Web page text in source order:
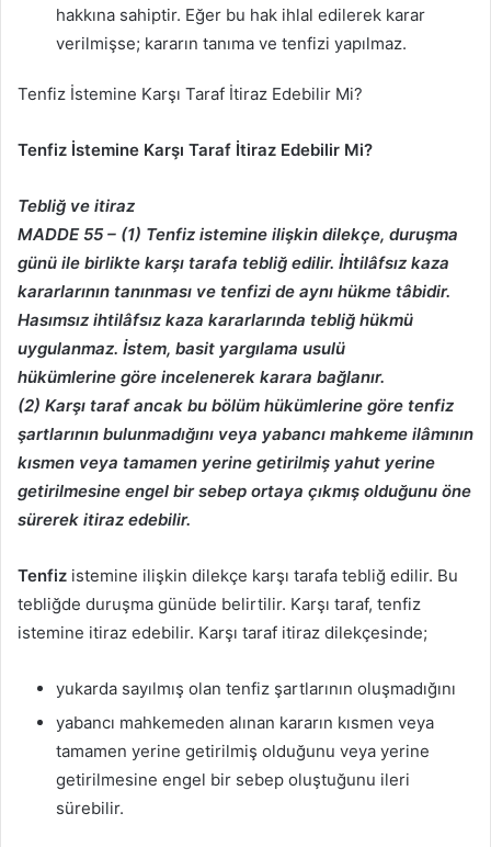
hakkına sahiptir. Eğer bu hak ihlal edilerek karar
verilmişse; kararın tanıma ve tenfizi yapılmaz.
Tenfiz İstemine Karşı Taraf İtiraz Edebilir Mi?
Tenfiz İstemine Karşı Taraf İtiraz Edebilir Mi?
Tebliğ ve itiraz
MADDE 55 – (1) Tenfiz istemine ilişkin dilekçe, duruşma
günü ile birlikte karşı tarafa tebliğ edilir. İhtilâfsız kaza
kararlarının tanınması ve tenfizi de aynı hükme tâbidir.
Hasımsız ihtilâfsız kaza kararlarında tebliğ hükmü
uygulanmaz. İstem, basit yargılama usulü
hükümlerine göre incelenerek karara bağlanır.
(2) Karşı taraf ancak bu bölüm hükümlerine göre tenfiz
şartlarının bulunmadığını veya yabancı mahkeme ilâmının
kısmen veya tamamen yerine getirilmiş yahut yerine
getirilmesine engel bir sebep ortaya çıkmış olduğunu öne
sürerek itiraz edebilir.
Tenfiz istemine ilişkin dilekçe karşı tarafa tebliğ edilir. Bu
tebliğde duruşma günüde belirtilir. Karşı taraf, tenfiz
istemine itiraz edebilir. Karşı taraf itiraz dilekçesinde;
yukarda sayılmış olan tenfiz şartlarının oluşmadığını
yabancı mahkemeden alınan kararın kısmen veya
tamamen yerine getirilmiş olduğunu veya yerine
getirilmesine engel bir sebep oluştuğunu ileri
sürebilir.